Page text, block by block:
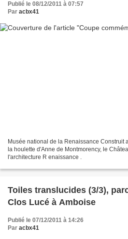
Publié le 08/12/2011 à 07:57
Par acbx41
Musée national de la Renaissance Construit
la houlette d'Anne de Montmorency, le
l'architecture R enaissance .
Toiles translucides (3/3),
Clos Lucé à Amboise
Publié le 07/12/2011 à 14:26
Par acbx41